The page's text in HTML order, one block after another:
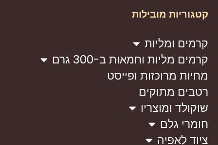
קטגוריות מובילות
קרמים ומליות
קרמים מליות וחמאות ב-300 גרם
מחיות מרוכזות ופייסט
רטבים מתוקים
שוקולד ומוצריו
חומרי גלם
ציוד לאפיה